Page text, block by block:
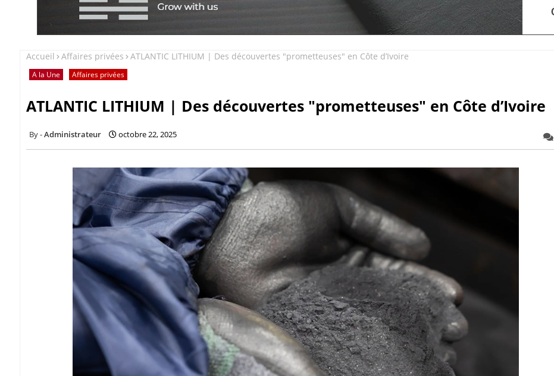
Accueil Affaires privées ATLANTIC LITHIUM | Des découvertes "prometteuses" en Côte d’Ivoire
A la Une Affaires privées
ATLANTIC LITHIUM | Des découvertes "prometteuses" en Côte d’Ivoire
Administrateur octobre 22, 2025